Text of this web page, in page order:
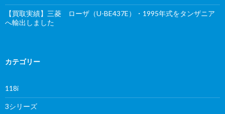
【買取実績】三菱 ローザ（U-BE437E）・1995年式をタンザニア
へ輸出しました
カテゴリー
118i
3シリーズ